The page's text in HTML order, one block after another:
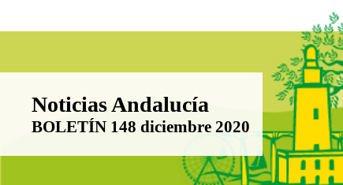
Boletín Noticias Andalucía
Noticias Andalucía
BOLETÍN 148 diciembre 2020